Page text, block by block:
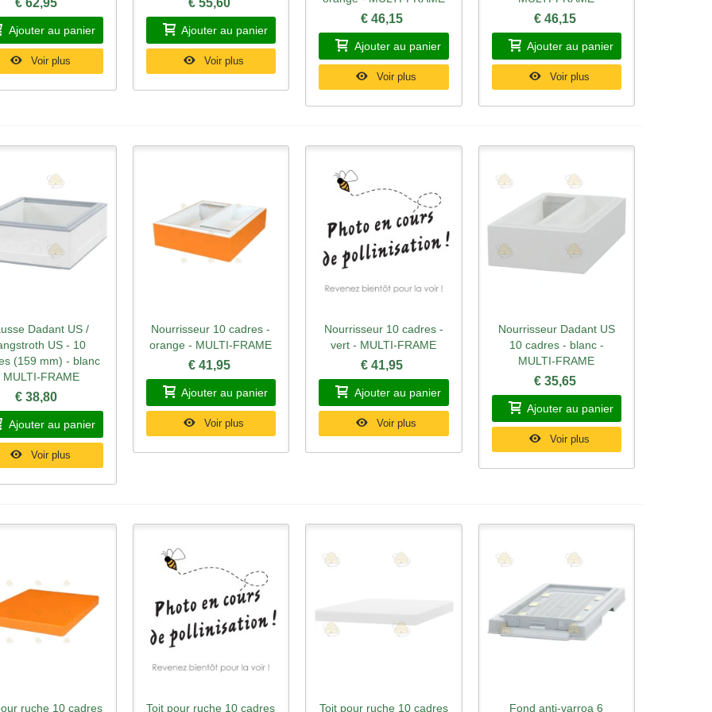
Ajouter au panier
Voir plus
Ajouter au panier
Voir plus
€ 46,15
Ajouter au panier
Voir plus
€ 46,15
Ajouter au panier
Voir plus
rapide
Dadant US /
US - 10
(159 mm) - blanc
MULTI-FRAME
€ 38,80
Ajouter au panier
Voir plus
Aperçu rapide
Nourrisseur 10 cadres -
orange - MULTI-FRAME
€ 41,95
Ajouter au panier
Voir plus
Aperçu rapide
Nourrisseur 10 cadres -
vert - MULTI-FRAME
€ 41,95
Ajouter au panier
Voir plus
Aperçu rapide
Nourrisseur Dadant US
10 cadres - blanc -
MULTI-FRAME
€ 35,65
Ajouter au panier
Voir plus
rapide
ruche 10 cadres Aperçu rapide
Toit pour ruche 10 cadres Aperçu rapide
Toit pour ruche 10 cadres Aperçu rapide
Fond anti-varroa 6